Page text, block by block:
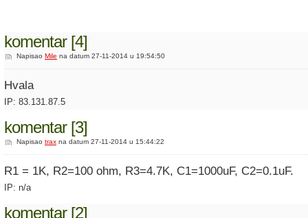
komentar [4]
Napisao Mile na datum 27-11-2014 u 19:54:50
Hvala
IP: 83.131.87.5
komentar [3]
Napisao trax na datum 27-11-2014 u 15:44:22
R1 = 1K, R2=100 ohm, R3=4.7K, C1=1000uF, C2=0.1uF.
IP: n/a
komentar [2]